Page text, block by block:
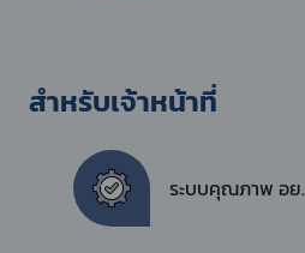
สำหรับเจ้าหน้าที่
ระบบคุณภาพ อย.